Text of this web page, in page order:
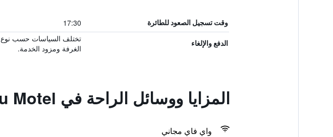
وقت تسجيل الصعود للطائرة 17:30
الدفع والإلغاء
تختلف السياسات حسب نوع
الغرفة ومزود الخدمة.
المزايا ووسائل الراحة في Iu Motel
واي فاي مجاني